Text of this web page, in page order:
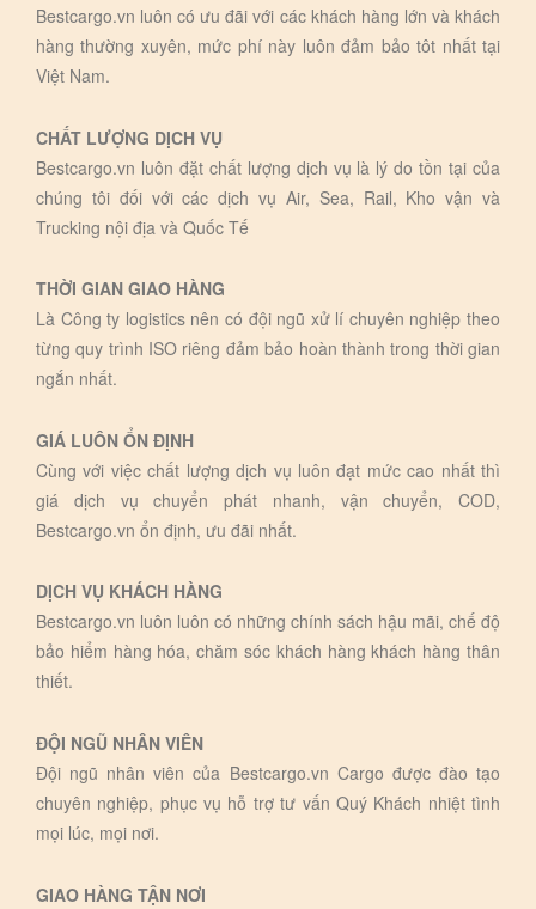
Bestcargo.vn luôn có ưu đãi với các khách hàng lớn và khách
hàng thường xuyên, mức phí này luôn đảm bảo tôt nhất tại
Việt Nam.
CHẤT LƯỢNG DỊCH VỤ
Bestcargo.vn luôn đặt chất lượng dịch vụ là lý do tồn tại của
chúng tôi đối với các dịch vụ Air, Sea, Rail, Kho vận và
Trucking nội địa và Quốc Tế
THỜI GIAN GIAO HÀNG
Là Công ty logistics nên có đội ngũ xử lí chuyên nghiệp theo
từng quy trình ISO riêng đảm bảo hoàn thành trong thời gian
ngắn nhất.
GIÁ LUÔN ỔN ĐỊNH
Cùng với việc chất lượng dịch vụ luôn đạt mức cao nhất thì
giá dịch vụ chuyển phát nhanh, vận chuyển, COD,
Bestcargo.vn ổn định, ưu đãi nhất.
DỊCH VỤ KHÁCH HÀNG
Bestcargo.vn luôn luôn có những chính sách hậu mãi, chế độ
bảo hiểm hàng hóa, chăm sóc khách hàng khách hàng thân
thiết.
ĐỘI NGŨ NHÂN VIÊN
Đội ngũ nhân viên của Bestcargo.vn Cargo được đào tạo
chuyên nghiệp, phục vụ hỗ trợ tư vấn Quý Khách nhiệt tình
mọi lúc, mọi nơi.
GIAO HÀNG TẬN NƠI